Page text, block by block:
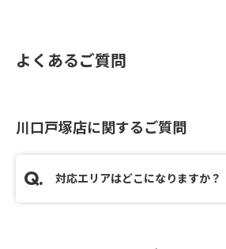
よくあるご質問
川口戸塚店に関するご質問
対応エリアはどこになりますか？